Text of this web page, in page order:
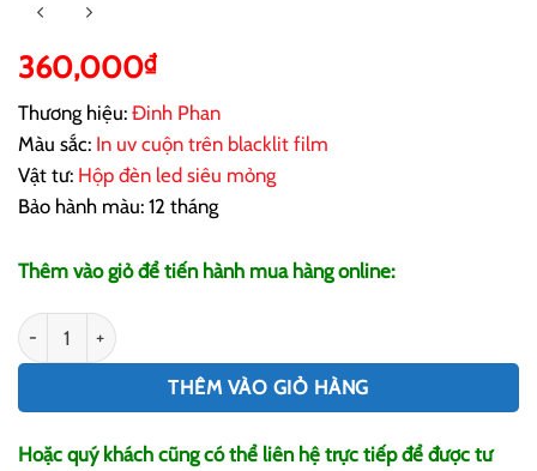
360,000₫
Thương hiệu: Đinh Phan
Màu sắc: In uv cuộn trên blacklit film
Vật tư: Hộp đèn led siêu mỏng
Bảo hành màu: 12 tháng
Thêm vào giỏ để tiến hành mua hàng online:
Hộp Đèn Led Siêu Mỏng số lượng
THÊM VÀO GIỎ HÀNG
Hoặc quý khách cũng có thể liên hệ trực tiếp để được tư